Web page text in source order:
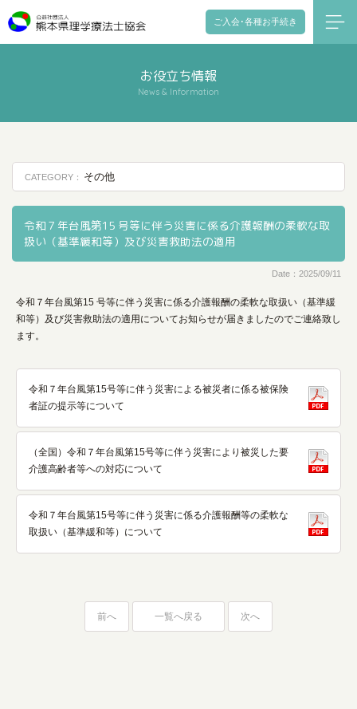
ご入会･各種お手続き
お役立ち情報
News & Information
CATEGORY： その他
令和７年台風第15 号等に伴う災害に係る介護報酬の柔軟な取
扱い（基準緩和等）及び災害救助法の適用
Date：2025/09/11
令和７年台風第15 号等に伴う災害に係る介護報酬の柔軟な取扱い（基準緩
和等）及び災害救助法の適用についてお知らせが届きましたのでご連絡致し
ます。
令和７年台風第15号等に伴う災害による被災者に係る被保険
者証の提示等について
（全国）令和７年台風第15号等に伴う災害により被災した要
介護高齢者等への対応について
令和７年台風第15号等に伴う災害に係る介護報酬等の柔軟な
取扱い（基準緩和等）について
前へ 一覧へ戻る 次へ